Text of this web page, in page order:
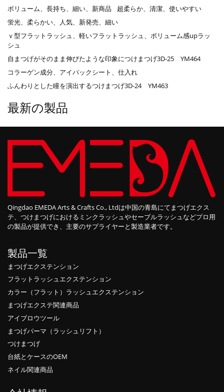
ボリューム、長持ち、細い、新商品
超柔らか、清潔、使いやすい
蛍光、柔らかい、人気、新発売、細い
ｖ型フラットラッシュ、軽いフラットラッシュ、ボリューム感upラッ
シュ
自まつげがそのまま伸びたような印象につけまつげ3D-25 YM464
コラーゲン成分、アイパックシート、仕入れ
ふんわりとした瞳を演出するつけまつげ3D-24 YM463
最新の製品
Qingdao EMEDA Arts & Crafts Co., Ltdは中国の青島にてまつげエクス
テ、つけまつげにおけるミンクラッシュやセーブルラッシュなどプロ用
の製品が提供でき、主要のサプライヤーと製造業者です。
製品一覧
まつげエクステンション
フラットラッシュエクステンション
カラー（フラット）ラッシュエクステンション
まつげエクステ関連商品
アイブロウツール
まつげパーマ（ラッシュリフト）
つけまつげ
台紙とケースのOEM
ネイル関連商品